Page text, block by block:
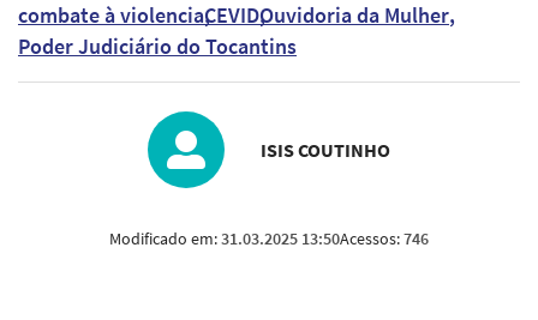
combate à violenciaCEVIDOuvidoria da Mulher
Poder Judiciário do Tocantins
ISIS COUTINHO
Modificado em:31.03.2025 13:50Acessos:746